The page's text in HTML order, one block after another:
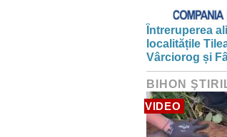
Întreruperea
localitățile
Vârciorog și
BIHON
VIDEO